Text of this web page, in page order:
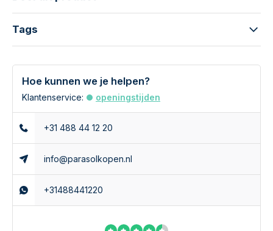
met een Aerocover parasolhoes. Deze zorgt ervoor dat de
parasol mooi schoon blijft en je er dus veel langer plezier
Heb je nog vragen over de Platinum Riva parasol 350 cm.
Tags
Hoe kunnen we je helpen?
Klantenservice: openingstijden
+31 488 44 12 20
info@parasolkopen.nl
+31488441220